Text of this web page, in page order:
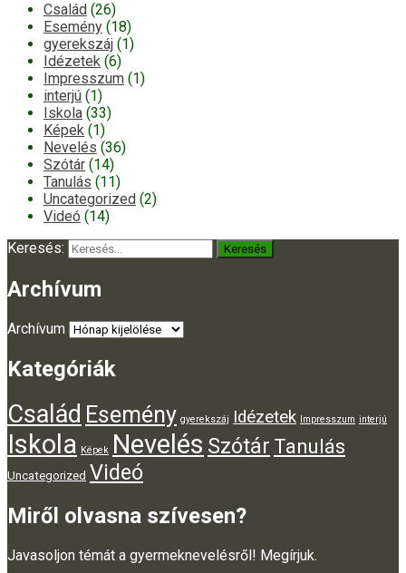
Család (26)
Esemény (18)
gyerekszáj (1)
Idézetek (6)
Impresszum (1)
interjú (1)
Iskola (33)
Képek (1)
Nevelés (36)
Szótár (14)
Tanulás (11)
Uncategorized (2)
Videó (14)
Keresés:
Archívum
Archívum
Kategóriák
Család Esemény gyerekszáj Idézetek Impresszum interjú
Iskola Képek Nevelés Szótár Tanulás
Uncategorized Videó
Miről olvasna szívesen?
Javasoljon témát a gyermeknevelésről! Megírjuk.